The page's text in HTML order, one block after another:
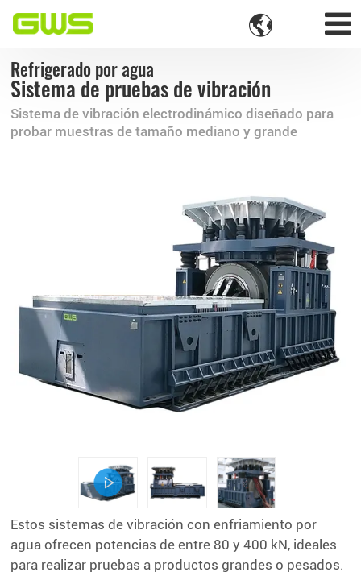

Refrigerado por agua
Sistema de pruebas de vibración
Sistema de vibración electrodinámico diseñado para
probar muestras de tamaño mediano y grande
Estos sistemas de vibración con enfriamiento por
agua ofrecen potencias de entre 80 y 400 kN, ideales
para realizar pruebas a productos grandes o pesados.